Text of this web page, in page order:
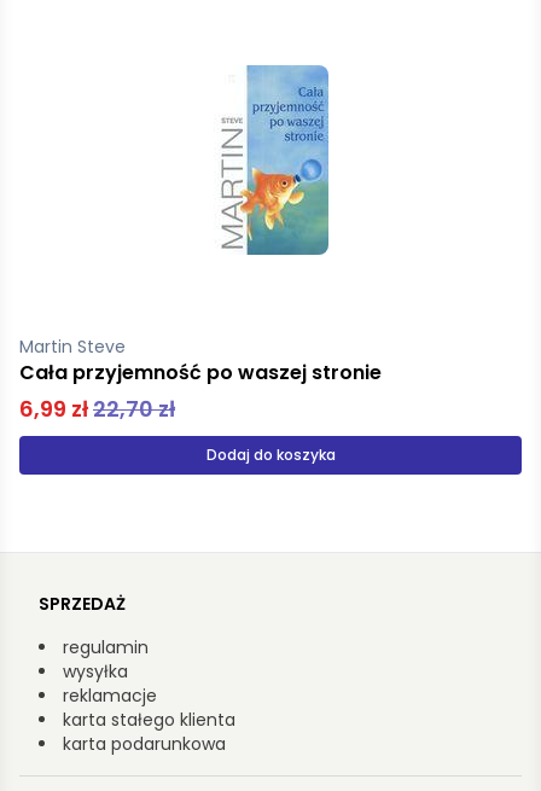
Angier Carole
Ciszo, przemów. Szukając W.G. Sebalda
15,00 zł30,00 zł
Dodaj do koszyka
SPRZEDAŻ
regulamin
wysyłka
reklamacje
karta stałego klienta
karta podarunkowa